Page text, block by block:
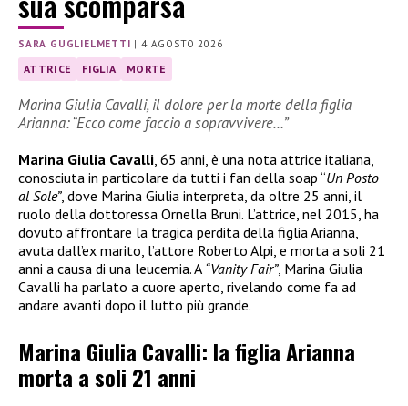
SARA GUGLIELMETTI |4 AGOSTO 2026
ATTRICE FIGLIA MORTE
Marina Giulia Cavalli, il dolore per la morte della figlia
Arianna: “Ecco come faccio a sopravvivere…”
Marina Giulia Cavalli, 65 anni, è una nota attrice italiana,
conosciuta in particolare da tutti i fan della soap “Un Posto
al Sole”, dove Marina Giulia interpreta, da oltre 25 anni, il
ruolo della dottoressa Ornella Bruni. L’attrice, nel 2015, ha
dovuto affrontare la tragica perdita della figlia Arianna,
avuta dall’ex marito, l’attore Roberto Alpi, e morta a soli 21
anni a causa di una leucemia. A “Vanity Fair”, Marina Giulia
Cavalli ha parlato a cuore aperto, rivelando come fa ad
andare avanti dopo il lutto più grande.
Marina Giulia Cavalli: la figlia Arianna
morta a soli 21 anni